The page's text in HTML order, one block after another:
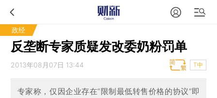
政经
反垄断专家质疑发改委奶粉罚单
2013年08月07日 13:44 T中
专家称，仅因企业存在“限制最低转售价格的协议”即